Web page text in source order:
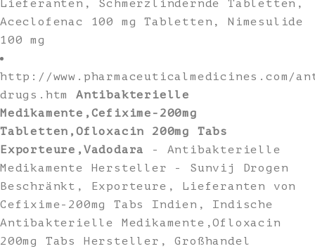
Lieferanten, Schmerzlindernde Tabletten,
Aceclofenac 100 mg Tabletten, Nimesulide
100 mg
http://www.pharmaceuticalmedicines.com/
drugs.htmAntibakterielle
Medikamente,Cefixime-200mg
Tabletten,Ofloxacin 200mg Tabs
Exporteure,Vadodara
- Antibakterielle
Medikamente Hersteller - Sunvij Drogen
Beschränkt, Exporteure, Lieferanten von
Cefixime-200mg Tabs Indien, Indische
Antibakterielle Medikamente,Ofloxacin
200mg Tabs Hersteller, Großhandel